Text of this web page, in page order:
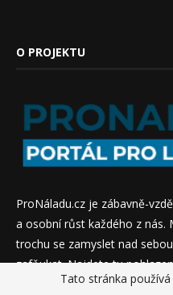
Tato stránka používá
O PROJEKTU
ProNáladu.cz je zábavně-
a osobní růst každého z nás.
trochu se zamyslet nad
zafňukat. Najdete tu